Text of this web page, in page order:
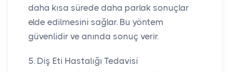
daha kısa sürede daha parlak sonuçlar
elde edilmesini sağlar. Bu yöntem
güvenlidir ve anında sonuç verir.
5. Diş Eti Hastalığı Tedavisi